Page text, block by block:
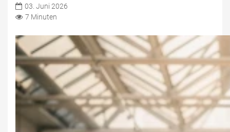
03. Juni 2026
7 Minuten